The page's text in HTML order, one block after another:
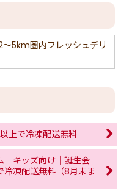
5km圏内フレッシュデリ
上で冷凍配送無料
｜キッズ向け｜誕生会
凍配送無料（8月末ま